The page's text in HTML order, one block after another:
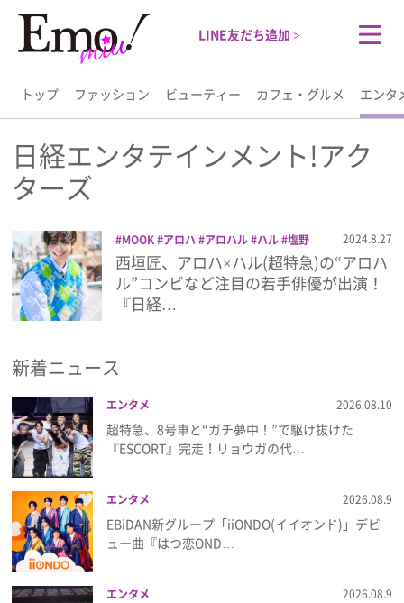
LINE友だち追加 >
トップ ファッション ビューティー カフェ・グルメ エンタ
トップ
ファッション
ビューティー
カフェ・グルメ
ライフスタイル
プレゼント
インタビュー
フィルム
日経エンタテインメント!アク
ターズ
MOOK アロハ アロハル ハル 塩野
瑛久 岡宮来夢 日経エンタテインメン
ト!アクターズ
木戸大聖 西垣匠 超特急
雑誌
2024.8.27
西垣匠、アロハ×ハル(超特急)の“アロハ
ル”コンビなど注目の若手俳優が出演！
『日経…
新着ニュース
エンタメ 2026.08.10
超特急、8号車と“ガチ夢中！”で駆け抜けた
『ESCORT』完走！リョウガの代…
エンタメ 2026.08.9
EBiDAN新グループ「iiONDO(イイオンド)」デビ
ュー曲『はつ恋OND…
エンタメ 2026.08.9